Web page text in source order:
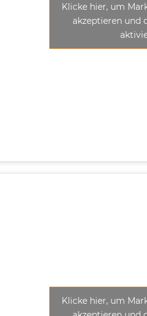
Klicke hier, um
akzeptieren und
Klicke hier, um